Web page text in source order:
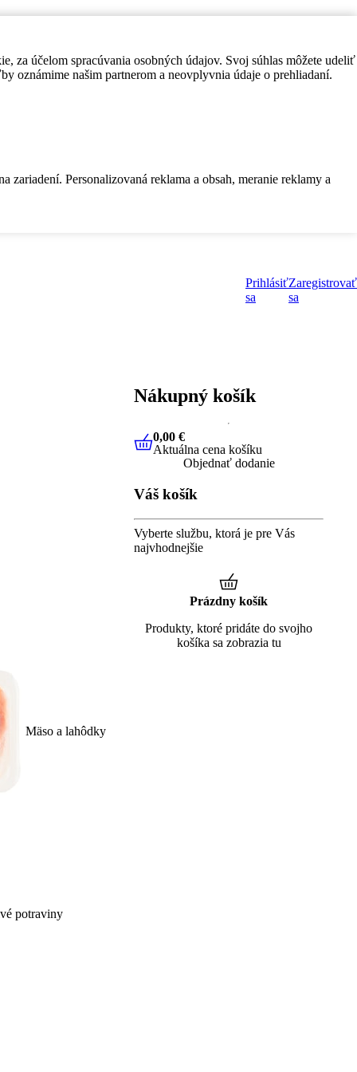
za účelom spracúvania osobných údajov. Svoj súhlas môžete udeliť
oznámime našim partnerom a neovplyvnia údaje o prehliadaní.
Personalizovaná reklama a obsah, meranie reklamy a
Prihlásiť
sa
Zaregistrovať
sa
Mäso a lahôdky
potraviny
Nákupný košík
0,00 €Aktuálna cena košíku
0,00 €
Aktuálna cena košíku
Objednať dodanie
Váš košík
Vyberte službu, ktorá je pre Vás
najvhodnejšie
Prázdny košík
Produkty, ktoré pridáte do svojho
košíka sa zobrazia tu